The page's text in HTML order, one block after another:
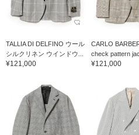
TALLIA DI DELFINO ウール
シルクリネン ウインドウ...
¥121,000
CARLO
check pattern
¥121,000